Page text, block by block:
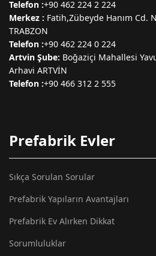
Telefon :+90 462 224 2 224
Merkez : Fatih,Zübeyde Hanım Cd.
TRABZON
Telefon :+90 462 224 0 224
Artvin Şube: Boğaziçi Mahallesi
Arhavi ARTVİN
Telefon :+90 466 312 2 555
Prefabrik Evler
Sıkça Sorulan Sorular
Prefabrik Yapıların Avantajları
Prefabrik Ev Alırken Dikkat
Sorumluluklar